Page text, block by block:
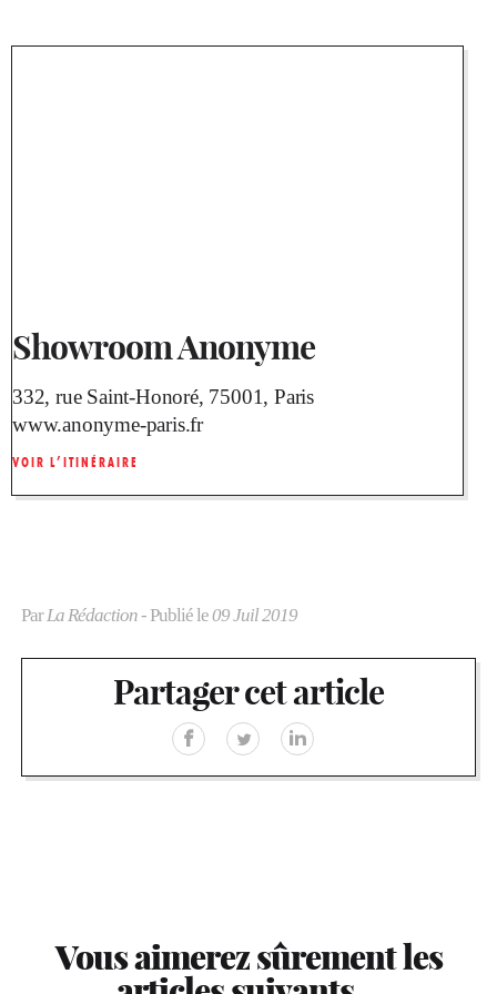
Showroom Anonyme
332, rue Saint-Honoré, 75001, Paris
www.anonyme-paris.fr
VOIR L’ITINÉRAIRE
ParLa Rédaction- Publié le09 Juil 2019
Partager cet article
Vous aimerez sûrement les